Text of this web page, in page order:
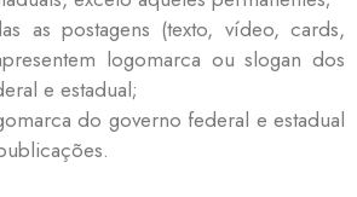
as postagens (texto, vídeo, cards,
logomarca ou slogan dos
e estadual;
do governo federal e estadual